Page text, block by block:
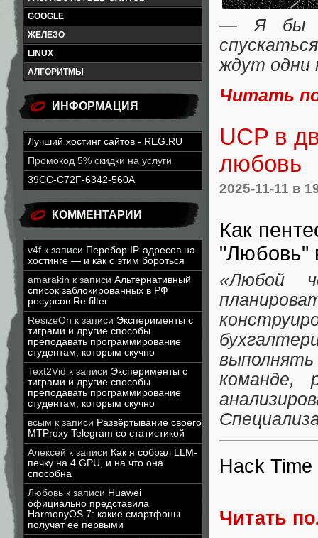
GOOGLE
ЖЕЛЕЗО
LINUX
АЛГОРИТМЫ
ИНФОРМАЦИЯ
Лучший хостинг сайтов - REG.RU
Промокод 5% скидки на услуги
39CC-C72F-6342-560A
КОММЕНТАРИИ
v4f к записи Перебор IP-адресов на
хостинге — и как с этим бороться
amarakin к записи Альтернативный
список заблокированных в РФ
ресурсов Re:filter
ResizeOn к записи Эксперименты с
тиграми и другие способы
преподавать программирование
студентам, которым скучно
Text2Vid к записи Эксперименты с
тиграми и другие способы
преподавать программирование
студентам, которым скучно
всым к записи Развёртывание своего
MTProxy Telegram со статистикой
Алексей к записи Как я собрал LLM-
печку на 4 GPU, и на что она
способна
Любовь к записи Huawei
официально представила
HarmonyOS 7: какие смартфоны
получат её первыми
— Я бы
ждут одни
Читать
UCP в
любовь
2025-11-11 в
Как
"Любовь"
«Любой
команде,
Hack Time
Читать